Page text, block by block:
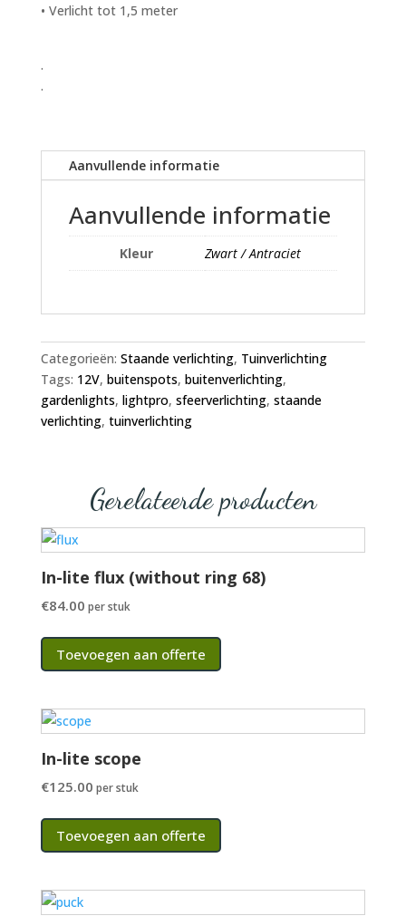
• Verlicht tot 1,5 meter
.
.
Aanvullende informatie
Aanvullende informatie
Kleur Zwart / Antraciet
Categorieën: Staande verlichting, Tuinverlichting
Tags: 12V, buitenspots, buitenverlichting,
gardenlights, lightpro, sfeerverlichting, staande
verlichting, tuinverlichting
Gerelateerde producten
In-lite flux (without ring 68)
€84.00 per stuk
Toevoegen aan offerte
In-lite scope
€125.00 per stuk
Toevoegen aan offerte